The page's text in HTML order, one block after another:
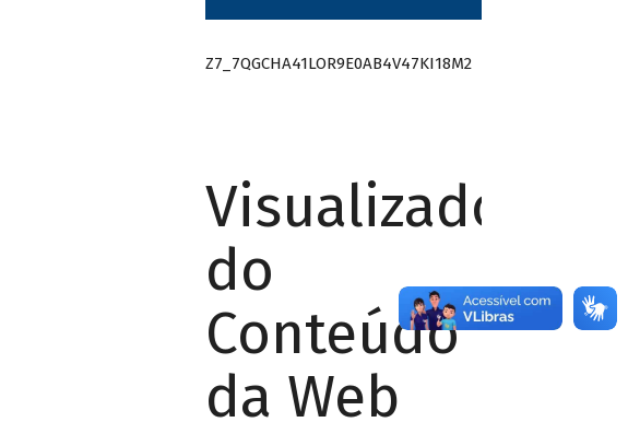
Z7_7QGCHA41LOR9E0AB4V47KI18M2
Visualizador
do
Conteúdo
da Web